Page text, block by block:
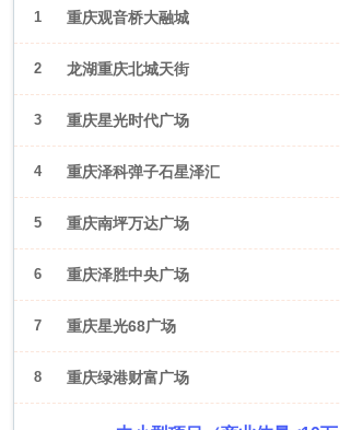
1 重庆观音桥大融城
2 龙湖重庆北城天街
3 重庆星光时代广场
4 重庆泽科弹子石星泽汇
5 重庆南坪万达广场
6 重庆泽胜中央广场
7 重庆星光68广场
8 重庆绿港财富广场